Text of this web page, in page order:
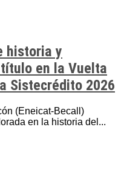
historia y
en la Vuelta
Sistecrédito 2026
(Eneicat-Becall)
en la historia del...